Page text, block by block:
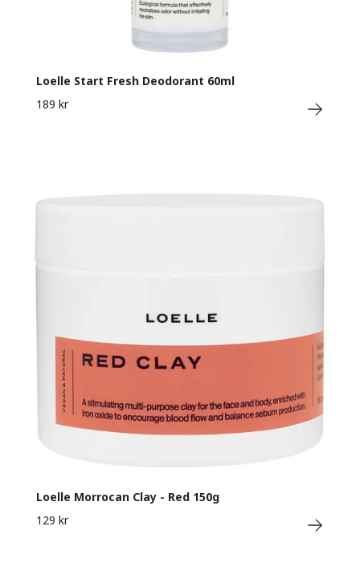
Loelle Start Fresh Deodorant 60ml
189 kr
Loelle Morrocan Clay - Red 150g
129 kr